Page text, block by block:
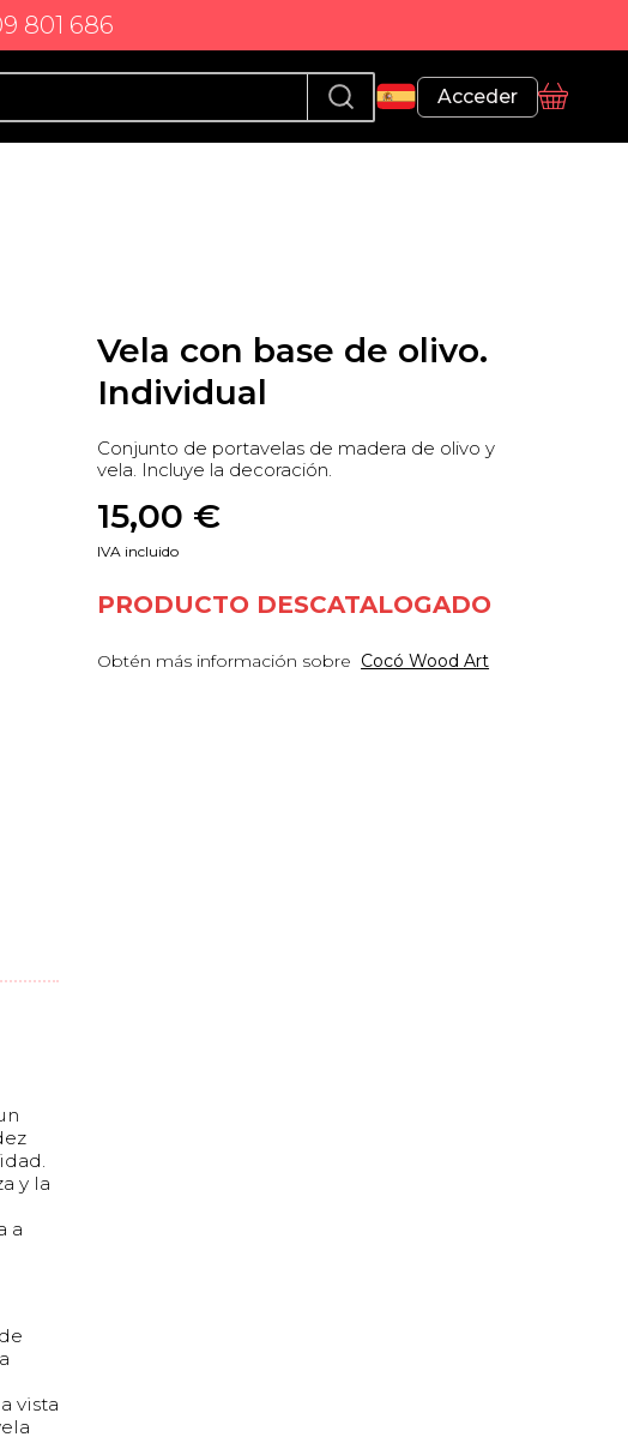
801 686
Acceder
Perfil
Cesta
Vela con base de olivo.
Individual
Conjunto de portavelas de madera de olivo y
vela. Incluye la decoración.
15,00 €
IVA incluido
PRODUCTO DESCATALOGADO
Obtén más información sobre Cocó Wood Art
y la
a
vista